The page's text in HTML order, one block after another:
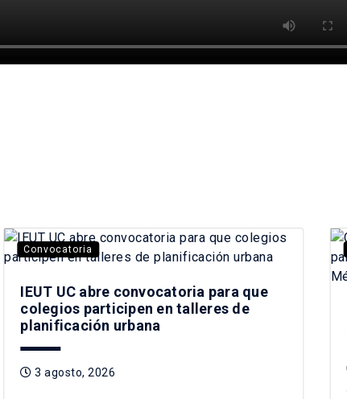
Convocatoria
IEUT UC abre convocatoria para que
colegios participen en talleres de
planificación urbana
3 agosto, 2026